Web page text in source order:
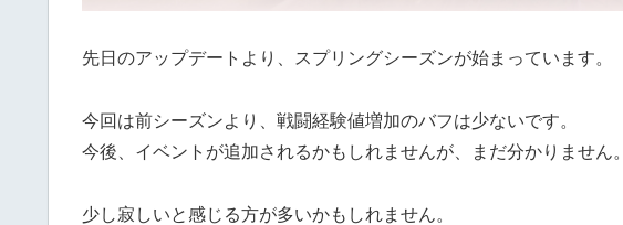
先日のアップデートより、スプリングシーズンが始まっています。
今回は前シーズンより、戦闘経験値増加のバフは少ないです。
今後、イベントが追加されるかもしれませんが、まだ分かりません。
少し寂しいと感じる方が多いかもしれません。